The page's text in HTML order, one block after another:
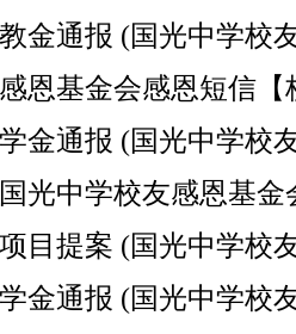
金通报 (国光中学校
恩基金会感恩短信【
金通报 (国光中学校
光中学校友感恩基金
目提案 (国光中学校
金通报 (国光中学校